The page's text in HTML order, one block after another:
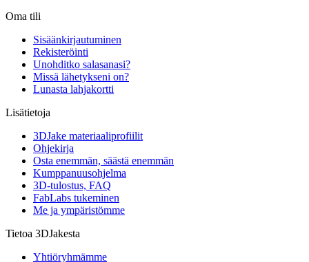
Oma tili
Sisäänkirjautuminen
Rekisteröinti
Unohditko salasanasi?
Missä lähetykseni on?
Lunasta lahjakortti
Lisätietoja
3DJake materiaaliprofiilit
Ohjekirja
Osta enemmän, säästä enemmän
Kumppanuusohjelma
3D-tulostus, FAQ
FabLabs tukeminen
Me ja ympäristömme
Tietoa 3DJakesta
Yhtiöryhmämme